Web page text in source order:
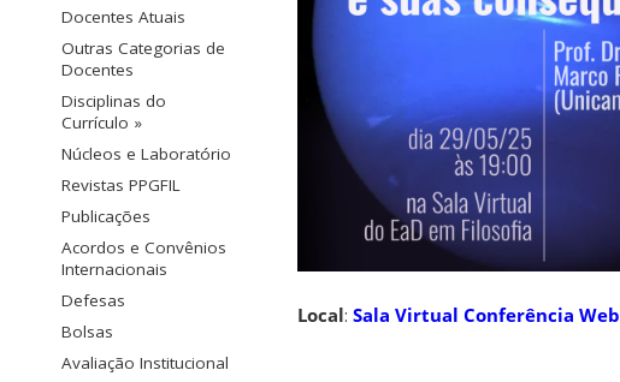
Docentes Atuais
Outras Categorias de
Docentes
Disciplinas do
Currículo »
Núcleos e Laboratório
Revistas PPGFIL
Publicações
Acordos e Convênios
Internacionais
Defesas
Bolsas
Avaliação Institucional
Local: Sala Virtual Conferência Web